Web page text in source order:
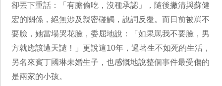
卻丟下重話：「有膽偷吃，沒種承認」，隨後撇清與蘇健
宏的關係，絕無涉及親密碰觸，說詞反覆。而日前被罵不
要臉，她當場哭花臉，委屈地說：「如果罵我不要臉，男
方就應該遭天譴！」更說這10年，過著生不如死的生活，
另名來賓丁國琳未婚生子，也感慨地說整個事件最受傷的
是兩家的小孩。